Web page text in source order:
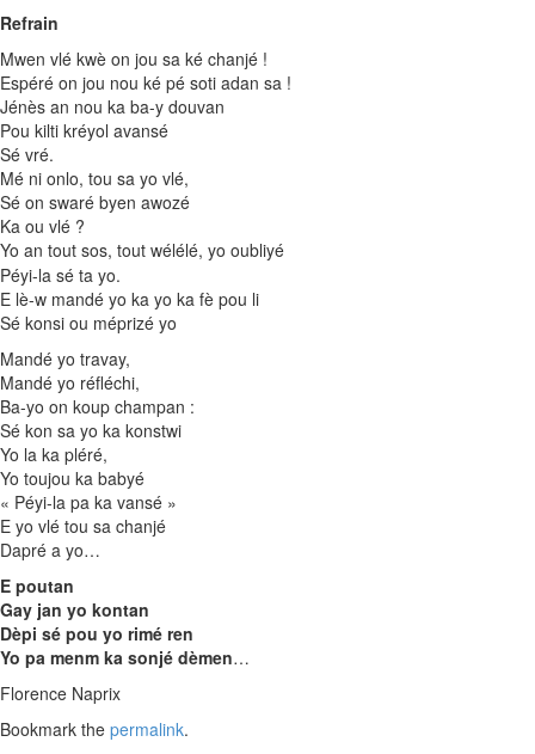
Refrain
Mwen vlé kwè on jou sa ké chanjé !
Espéré on jou nou ké pé soti adan sa !
Jénès an nou ka ba-y douvan
Pou kilti kréyol avansé
Sé vré.
Mé ni onlo, tou sa yo vlé,
Sé on swaré byen awozé
Ka ou vlé ?
Yo an tout sos, tout wélélé, yo oubliyé
Péyi-la sé ta yo.
E lè-w mandé yo ka yo ka fè pou li
Sé konsi ou méprizé yo
Mandé yo travay,
Mandé yo réfléchi,
Ba-yo on koup champan :
Sé kon sa yo ka konstwi
Yo la ka pléré,
Yo toujou ka babyé
« Péyi-la pa ka vansé »
E yo vlé tou sa chanjé
Dapré a yo…
E poutan
Gay jan yo kontan
Dèpi sé pou yo rimé ren
Yo pa menm ka sonjé dèmen…
Florence Naprix
Bookmark the permalink.